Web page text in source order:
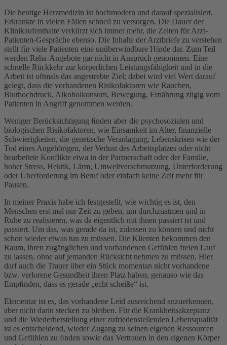
Die heutige Herzmedizin ist hochmodern und darauf spezialisiert,
Erkrankte in vielen Fällen schnell zu versorgen. Die Dauer der
Klinikaufenthalte verkürzt sich immer mehr, die Zeiten für Arzt-
Patienten-Gespräche ebenso. Die Inhalte der Arztbriefe zu verstehen
stellt für viele Patienten eine unüberwindbare Hürde dar. Zum Teil
werden Reha-Angebote gar nicht in Anspruch genommen. Eine
schnelle Rückkehr zur körperlichen Leistungsfähigkeit und in die
Arbeit ist oftmals das angestrebte Ziel; dabei wird viel Wert darauf
gelegt, dass die vorhandenen Risikofaktoren wie Rauchen,
Bluthochdruck, Alkoholkonsum, Bewegung, Ernährung zügig vom
Patienten in Angriff genommen werden.
Weniger Berücksichtigung ﬁnden aber die psychosozialen und
biologischen Risikofaktoren, wie Einsamkeit im Alter, finanzielle
Schwierigkeiten, die genetische Veranlagung, Lebenskrisen wie der
Tod eines Angehörigen, der Verlust des Arbeitsplatzes oder nicht
bearbeitete Konflikte etwa in der Partnerschaft oder der Familie,
hoher Stress, Hektik, Lärm, Umweltverschmutzung, Unterforderung
oder Überforderung im Beruf oder einfach keine Zeit mehr für
Pausen.
In meiner Praxis habe ich festgestellt, wie wichtig es ist, den
Menschen erst mal nur Zeit zu geben, um durchzuatmen und in
Ruhe zu realisieren, was da eigentlich mit ihnen passiert ist und
passiert. Um das, was gerade da ist, zulassen zu können und nicht
schon wieder etwas tun zu müssen. Die Klienten bekommen den
Raum, ihren zugänglichen und vorhandenen Gefühlen freien Lauf
zu lassen, ohne auf jemanden Rücksicht nehmen zu müssen. Hier
darf auch die Trauer über ein Stück momentan nicht vorhandene
bzw. verlorene Gesundheit ihren Platz haben, genauso wie das
Empﬁnden, dass es gerade „echt scheiße“ ist.
Elementar ist es, das vorhandene Leid ausreichend anzuerkennen,
aber nicht darin stecken zu bleiben. Für die Krankheitsakzeptanz
und die Wiederherstellung einer zufriedenstellenden Lebensqualität
ist es entscheidend, wieder Zugang zu seinen eigenen Ressourcen
und Gefühlen zu ﬁnden sowie das Vertrauen in den eigenen Körper